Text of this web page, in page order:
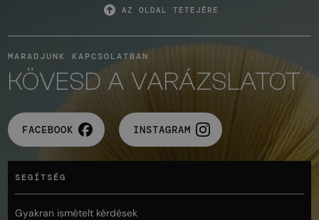
AZ OLDAL TETEJÉRE
MARADJUNK KAPCSOLATBAN
KÖVESD A VARÁZSLATOT
FACEBOOK INSTAGRAM
SEGÍTSÉG
Gyakran ismételt kérdések